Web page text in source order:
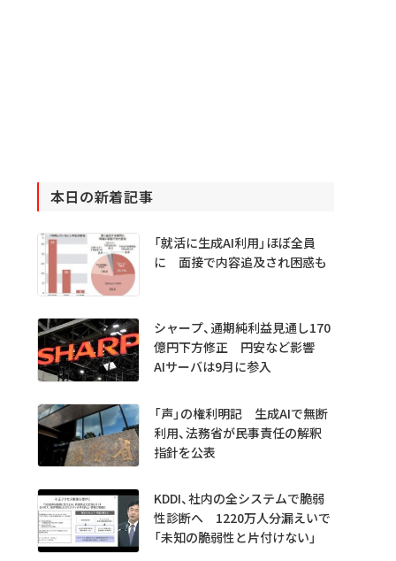
本日の新着記事
「就活に生成AI利用」ほぼ全員
に 面接で内容追及され困惑も
シャープ、通期純利益見通し170
億円下方修正 円安など影響
AIサーバは9月に参入
「声」の権利明記 生成AIで無断
利用、法務省が民事責任の解釈
指針を公表
KDDI、社内の全システムで脆弱
性診断へ 1220万人分漏えいで
「未知の脆弱性と片付けない」